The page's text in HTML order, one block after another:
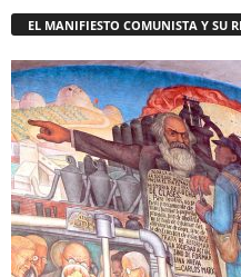
EL MANIFIESTO COMUNISTA Y SU